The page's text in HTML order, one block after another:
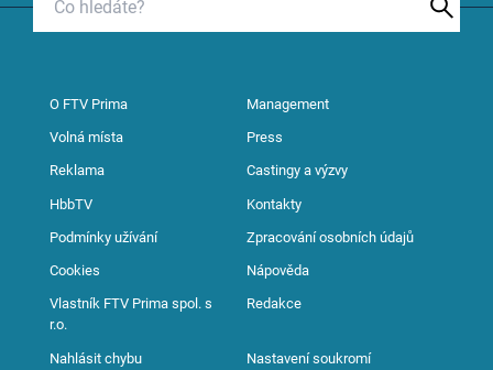
O FTV Prima Management
Volná místa Press
Reklama Castingy a výzvy
HbbTV Kontakty
Podmínky užívání Zpracování osobních údajů
Cookies Nápověda
Vlastník FTV Prima spol. s
r.o.
Redakce
Nahlásit chybu Nastavení soukromí